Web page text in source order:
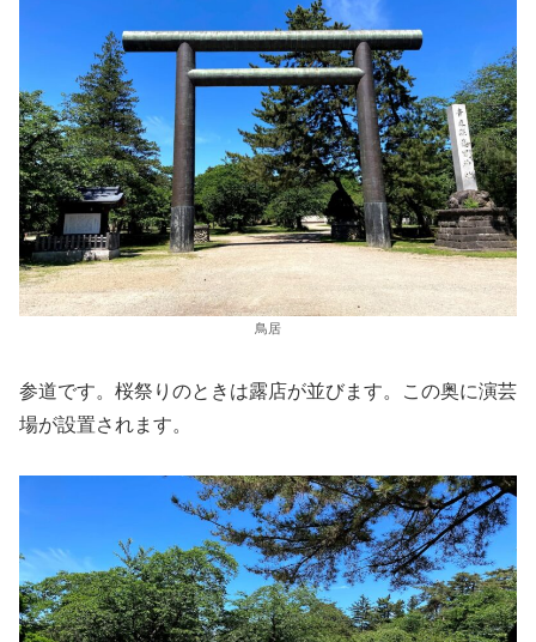
鳥居
参道です。桜祭りのときは露店が並びます。この奥に演芸
場が設置されます。